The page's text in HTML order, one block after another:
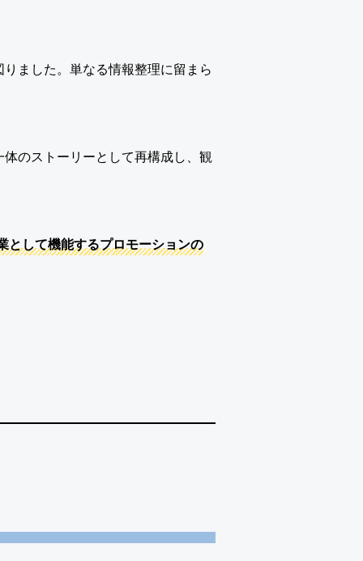
ました。単なる情報整理に留まら
のストーリーとして再構成し、観
として機能するプロモーションの